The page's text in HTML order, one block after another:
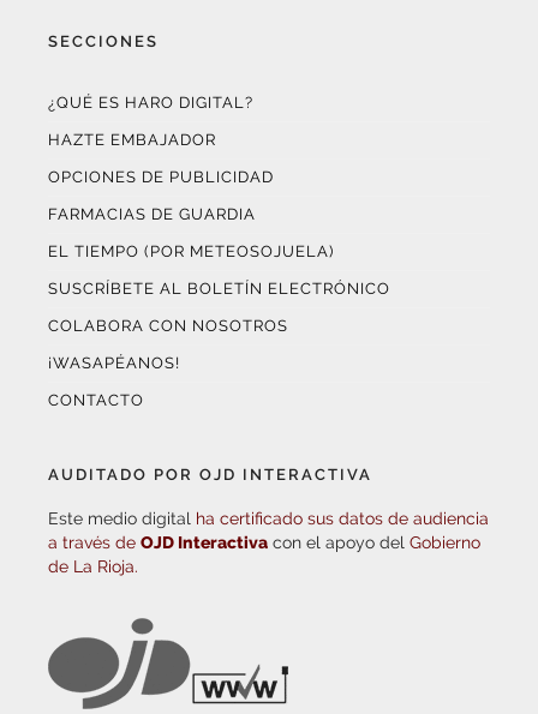
SECCIONES
¿QUÉ ES HARO DIGITAL?
HAZTE EMBAJADOR
OPCIONES DE PUBLICIDAD
FARMACIAS DE GUARDIA
EL TIEMPO (POR METEOSOJUELA)
SUSCRÍBETE AL BOLETÍN ELECTRÓNICO
COLABORA CON NOSOTROS
¡WASAPÉANOS!
CONTACTO
AUDITADO POR OJD INTERACTIVA
Este medio digital ha certificado sus datos de audiencia
a través de OJD Interactiva con el apoyo del Gobierno
de La Rioja.